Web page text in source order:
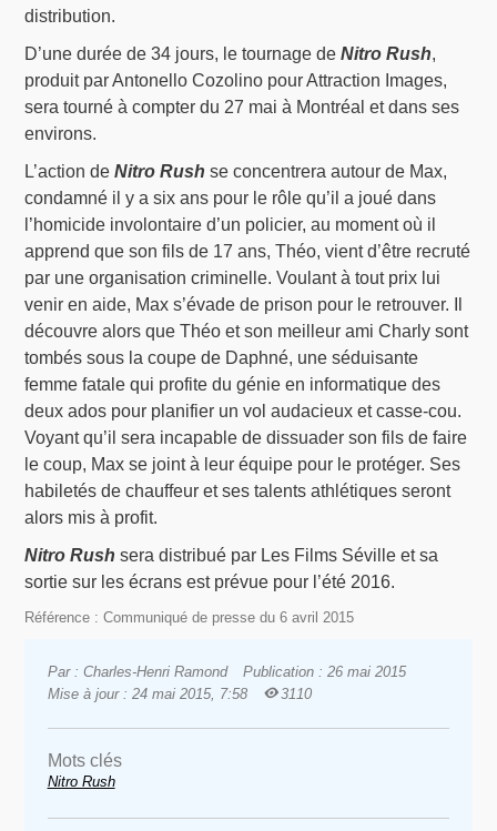
distribution.
D’une durée de 34 jours, le tournage deNitro Rush,
produit par Antonello Cozolino pour Attraction Images,
sera tourné à compter du 27 mai à Montréal et dans ses
environs.
L’action deNitro Rush se concentrera autour de Max,
condamné il y a six ans pour le rôle qu’il a joué dans
l’homicide involontaire d’un policier, au moment où il
apprend que son fils de 17 ans, Théo, vient d’être recruté
par une organisation criminelle. Voulant à tout prix lui
venir en aide, Max s’évade de prison pour le retrouver. Il
découvre alors que Théo et son meilleur ami Charly sont
tombés sous la coupe de Daphné, une séduisante
femme fatale qui profite du génie en informatique des
deux ados pour planifier un vol audacieux et casse-cou.
Voyant qu’il sera incapable de dissuader son fils de faire
le coup, Max se joint à leur équipe pour le protéger. Ses
habiletés de chauffeur et ses talents athlétiques seront
alors mis à profit.
Nitro Rush sera distribué par Les Films Séville et sa
sortie sur les écrans est prévue pour l’été 2016.
Référence : Communiqué de presse du 6 avril 2015
Par : Charles-Henri Ramond
Publication : 26 mai 2015
Mise à jour : 24 mai 2015, 7:58
3110
Mots clés
Nitro Rush